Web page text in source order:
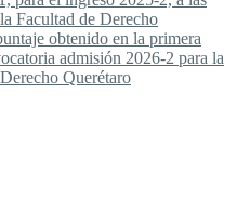
Facultad de Derecho
obtenido en la primera
admisión 2026-2 para la
Querétaro